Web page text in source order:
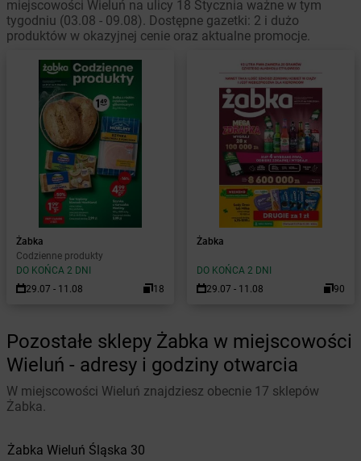
miejscowości Wieluń na ulicy 18 Stycznia ważne w tym
tygodniu (03.08 - 09.08). Dostępne gazetki: 2 i dużo
produktów w okazyjnej cenie oraz aktualne promocje.
Żabka
Codzienne produkty
DO KOŃCA 2 DNI
29.07 - 11.08
18
Żabka
DO KOŃCA 2 DNI
29.07 - 11.08
90
Pozostałe sklepy Żabka w miejscowości
Wieluń - adresy i godziny otwarcia
W miejscowości Wieluń znajdziesz obecnie 17 sklepów
Żabka.
Żabka Wieluń Śląska 30